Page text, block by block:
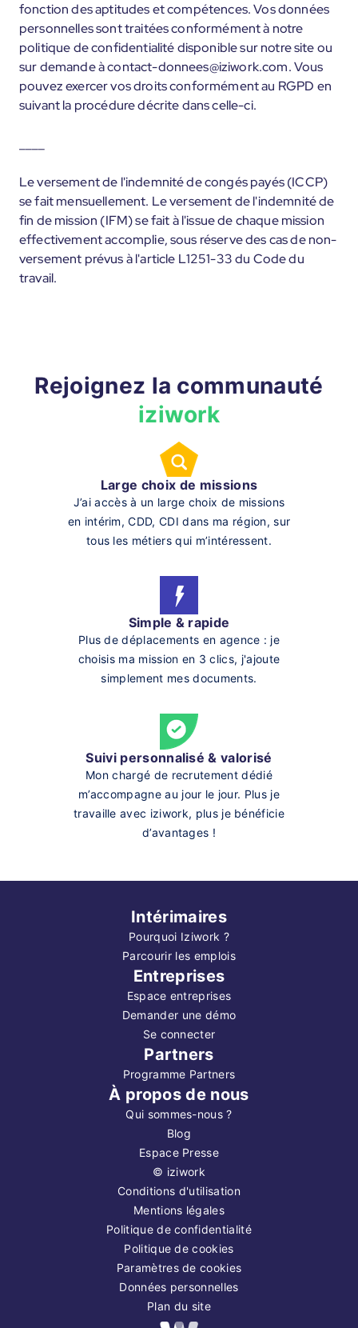
fonction des aptitudes et compétences. Vos données
personnelles sont traitées conformément à notre
politique de confidentialité disponible sur notre site ou
sur demande à contact-donnees@iziwork.com. Vous
pouvez exercer vos droits conformément au RGPD en
suivant la procédure décrite dans celle-ci.
Le versement de l'indemnité de congés payés (ICCP)
se fait mensuellement. Le versement de l'indemnité de
fin de mission (IFM) se fait à l'issue de chaque mission
effectivement accomplie, sous réserve des cas de non-
versement prévus à l'article L1251-33 du Code du
travail.
Rejoignez la communauté
iziwork
Large choix de missions
J’ai accès à un large choix de missions
en intérim, CDD, CDI dans ma région, sur
tous les métiers qui m’intéressent.
Simple & rapide
Plus de déplacements en agence : je
choisis ma mission en 3 clics, j'ajoute
simplement mes documents.
Suivi personnalisé & valorisé
Mon chargé de recrutement dédié
m’accompagne au jour le jour. Plus je
travaille avec iziwork, plus je bénéficie
d’avantages !
Intérimaires
Pourquoi Iziwork ?
Parcourir les emplois
Entreprises
Espace entreprises
Demander une démo
Se connecter
Partners
Programme Partners
À propos de nous
Qui sommes-nous ?
Blog
Espace Presse
© iziwork
Conditions d'utilisation
Mentions légales
Politique de confidentialité
Politique de cookies
Paramètres de cookies
Données personnelles
Plan du site